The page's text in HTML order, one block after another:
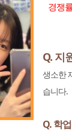
경쟁
Q. 지
생소한
습니다.
Q. 학